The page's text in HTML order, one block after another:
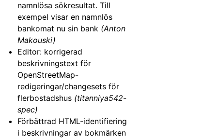
namnlösa sökresultat. Till
exempel visar en namnlös
bankomat nu sin bank (Anton
Makouski)
Editor: korrigerad
beskrivningstext för
OpenStreetMap-
redigeringar/changesets för
flerbostadshus (titanniya542-
spec)
Förbättrad HTML-identifiering
i beskrivningar av bokmärken